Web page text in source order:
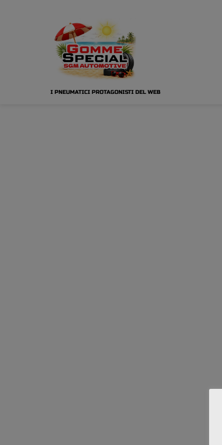
I PNEUMATICI PROTAGONISTI DEL WEB